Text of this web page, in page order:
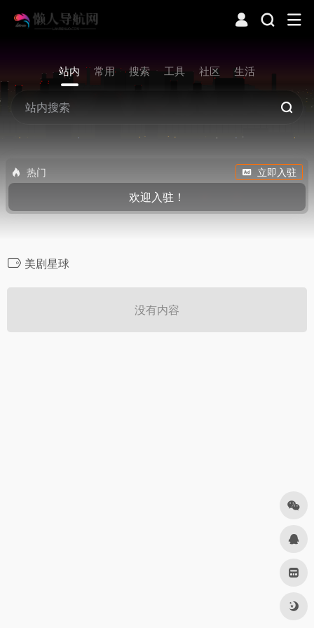
站内 常用 搜索 工具 社区 生活
热门 立即入驻
欢迎入驻！
美剧星球
没有内容